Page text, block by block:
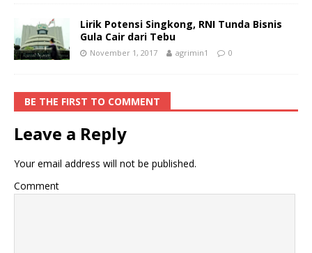
Lirik Potensi Singkong, RNI Tunda Bisnis
Gula Cair dari Tebu
November 1, 2017 agrimin1 0
BE THE FIRST TO COMMENT
Leave a Reply
Your email address will not be published.
Comment